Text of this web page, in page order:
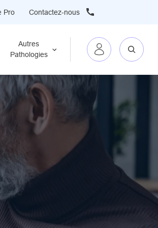
Pro Contactez-nous
Autres
Pathologies
!